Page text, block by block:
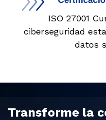
ISO 27001
ciberseguridad
datos
Transforme la